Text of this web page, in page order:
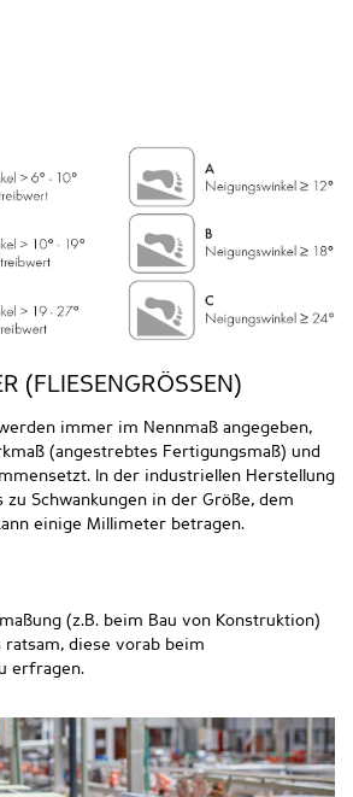
(FLIESENGRÖSSEN)
immer im Nennmaß angegeben,
(angestrebtes Fertigungsmaß) und
In der industriellen Herstellung
Schwankungen in der Größe, dem
einige Millimeter betragen.
(z.B. beim Bau von Konstruktion)
diese vorab beim
erfragen.